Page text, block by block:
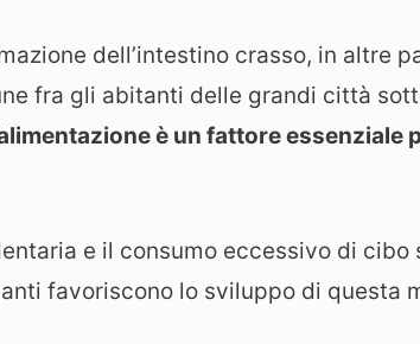
dell’intestino crasso, in altre
fra gli abitanti delle grandi città
è un fattore essenziale
e il consumo eccessivo di
favoriscono lo sviluppo di questa